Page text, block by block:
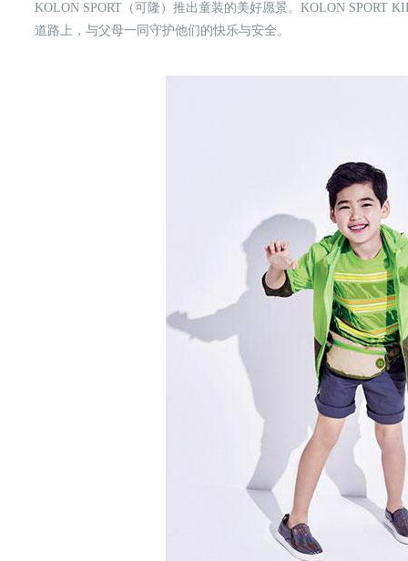
KOLON SPORT（可隆）推出童装的美好愿景。KOLON SPORT
道路上，与父母一同守护他们的快乐与安全。